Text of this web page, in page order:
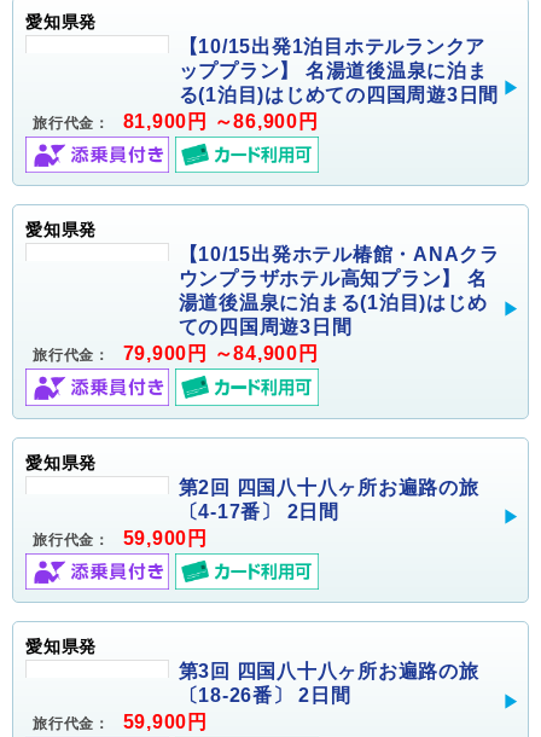
愛知県発
【10/15出発1泊目ホテルランクア
ッププラン】 名湯道後温泉に泊ま
る(1泊目)はじめての四国周遊3日間
旅行代金： 81,900円 ～86,900円
愛知県発
【10/15出発ホテル椿館・ANAクラ
ウンプラザホテル高知プラン】 名
湯道後温泉に泊まる(1泊目)はじめ
ての四国周遊3日間
旅行代金： 79,900円 ～84,900円
愛知県発
第2回 四国八十八ヶ所お遍路の旅
〔4-17番〕 2日間
旅行代金： 59,900円
愛知県発
第3回 四国八十八ヶ所お遍路の旅
〔18-26番〕 2日間
旅行代金： 59,900円